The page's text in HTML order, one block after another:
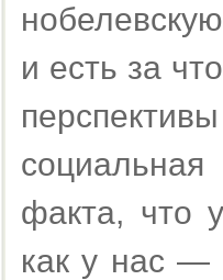
и есть за
факта, что
как у нас —